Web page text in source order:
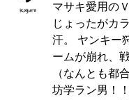
マサキ愛用の
じょったがカ
汗。 ヤンキー
ームが崩れ、
（なんとも都
坊学ラン男！